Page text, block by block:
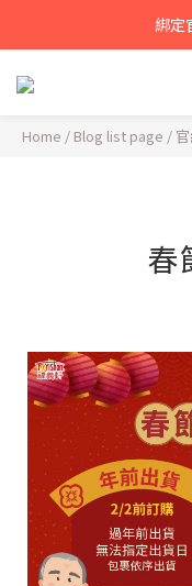
𝙉𝙀𝙒中
綁定
𝙉𝙀𝙒新朋
Home / Blog list page /
春